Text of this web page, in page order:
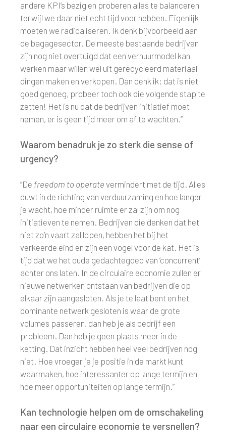
andere KPI’s bezig en proberen alles te balanceren
terwijl we daar niet echt tijd voor hebben. Eigenlijk
moeten we radicaliseren. Ik denk bijvoorbeeld aan
de bagagesector. De meeste bestaande bedrijven
zijn nog niet overtuigd dat een verhuurmodel kan
werken maar willen wel uit gerecycleerd materiaal
dingen maken en verkopen. Dan denk ik: dat is niet
goed genoeg, probeer toch ook die volgende stap te
zetten! Het is nu dat de bedrijven initiatief moet
nemen, er is geen tijd meer om af te wachten.”
Waarom benadruk je zo sterk die sense of
urgency?
“De freedom to operate vermindert met de tijd. Alles
duwt in de richting van verduurzaming en hoe langer
je wacht, hoe minder ruimte er zal zijn om nog
initiatieven te nemen. Bedrijven die denken dat het
niet zo’n vaart zal lopen, hebben het bij het
verkeerde eind en zijn een vogel voor de kat. Het is
tijd dat we het oude gedachtegoed van ‘concurrent’
achter ons laten. In de circulaire economie zullen er
nieuwe netwerken ontstaan van bedrijven die op
elkaar zijn aangesloten. Als je te laat bent en het
dominante netwerk gesloten is waar de grote
volumes passeren, dan heb je als bedrijf een
probleem. Dan heb je geen plaats meer in de
ketting. Dat inzicht hebben heel veel bedrijven nog
niet. Hoe vroeger je je positie in de markt kunt
waarmaken, hoe interessanter op lange termijn en
hoe meer opportuniteiten op lange termijn.”
Kan technologie helpen om de omschakeling
naar een circulaire economie te versnellen?